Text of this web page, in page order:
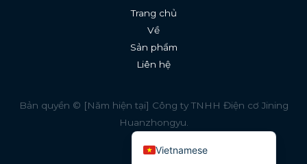
Trang chủ
Về
Sản phẩm
Liên hệ
Bản quyền © [Năm hiện tại] Công ty TNHH Điện cơ Jining
Huanzhongyu.
Vietnamese
English (United States)
German
Russian
Thai
Indonesian